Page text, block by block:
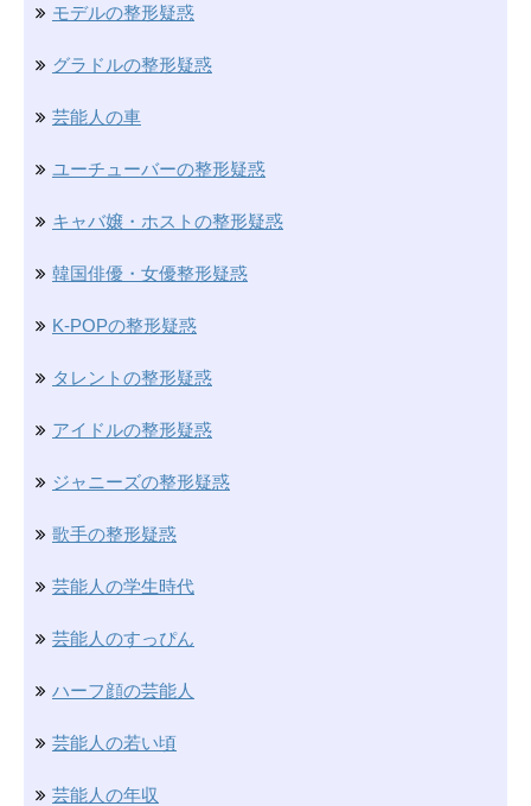
モデルの整形疑惑
グラドルの整形疑惑
芸能人の車
ユーチューバーの整形疑惑
キャバ嬢・ホストの整形疑惑
韓国俳優・女優整形疑惑
K-POPの整形疑惑
タレントの整形疑惑
アイドルの整形疑惑
ジャニーズの整形疑惑
歌手の整形疑惑
芸能人の学生時代
芸能人のすっぴん
ハーフ顔の芸能人
芸能人の若い頃
芸能人の年収